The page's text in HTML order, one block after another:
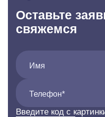
Оставьте
свяжемся
Имя
Телефон*
Введите код с